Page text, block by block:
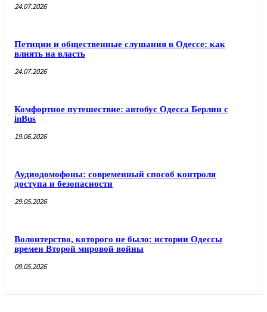
24.07.2026
Петиции и общественные слушания в Одессе: как
влиять на власть
24.07.2026
Комфортное путешествие: автобус Одесса Берлин с
inBus
19.06.2026
Аудиодомофоны: современный способ контроля
доступа и безопасности
29.05.2026
Волонтерство, которого не было: истории Одессы
времен Второй мировой войны
09.05.2026